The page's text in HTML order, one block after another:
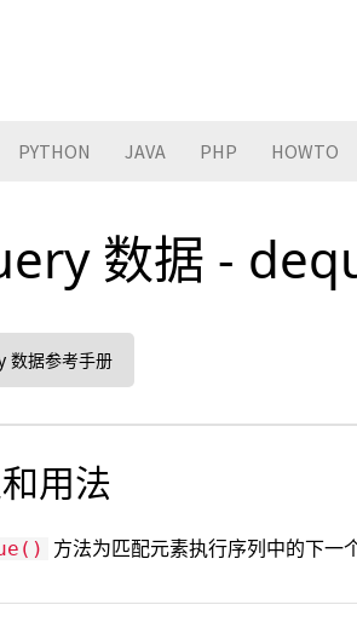
PYTHON JAVA PHP HOWTO
数据 -
数据参考手册
用法
方法为匹配元素执行序列中的下一